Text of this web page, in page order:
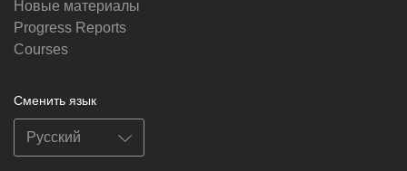
Новые материалы
Progress Reports
Courses
Сменить язык